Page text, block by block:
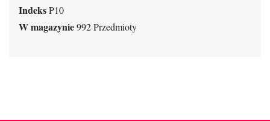
IndeksP10
W magazynie992 Przedmioty